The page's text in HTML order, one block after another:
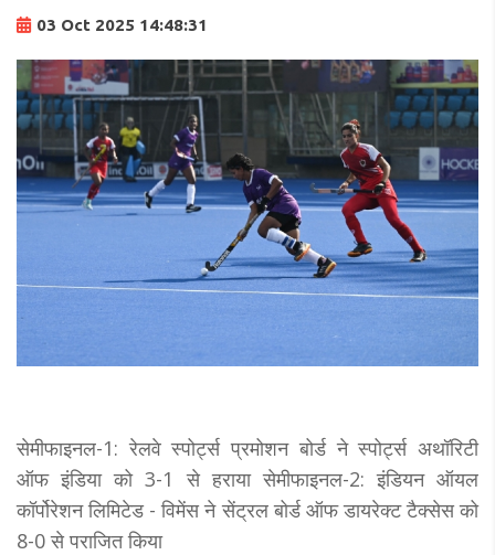
03 Oct 2025 14:48:31
सेमीफाइनल-1: रेलवे स्पोर्ट्स प्रमोशन बोर्ड ने स्पोर्ट्स अथॉरिटी
ऑफ इंडिया को 3-1 से हराया सेमीफाइनल-2: इंडियन ऑयल
कॉर्पोरेशन लिमिटेड - विमेंस ने सेंट्रल बोर्ड ऑफ डायरेक्ट टैक्सेस को
8-0 से पराजित किया